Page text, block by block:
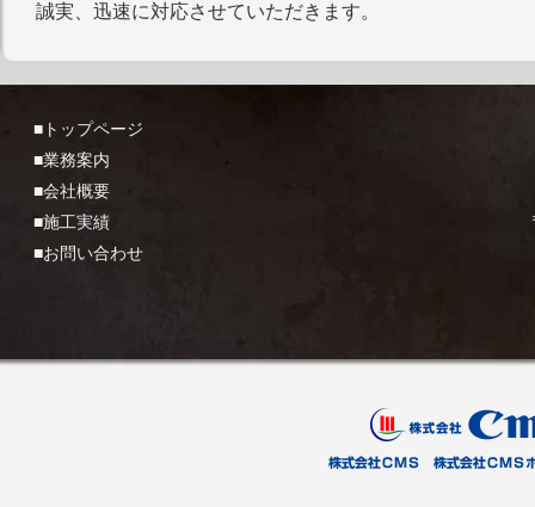
誠実、迅速に対応させていただきます。
■トップページ
■業務案内
■会社概要
■施工実績
■お問い合わせ